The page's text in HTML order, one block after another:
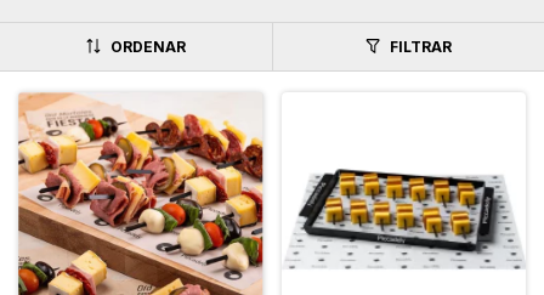
ORDENAR FILTRAR